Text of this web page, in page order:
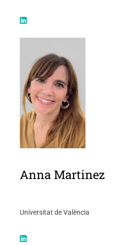
Anna Martinez
Universitat de València